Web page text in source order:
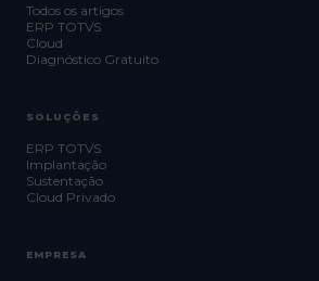
Todos os artigos
ERP TOTVS
Cloud
Diagnóstico Gratuito
SOLUÇÕES
ERP TOTVS
Implantação
Sustentação
Cloud Privado
EMPRESA